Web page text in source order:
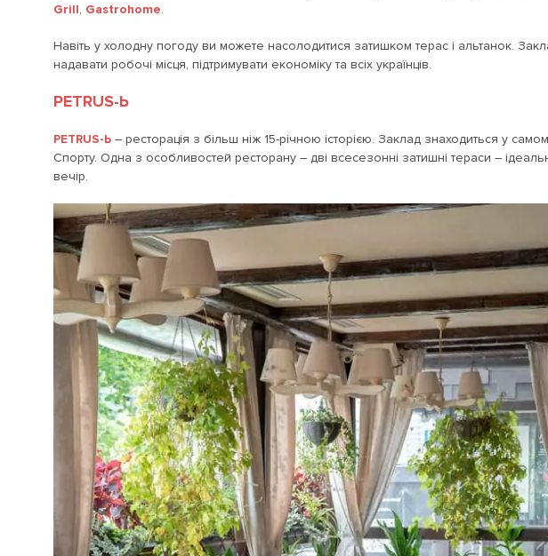
Grill, Gastrohome.
Навіть у холодну погоду ви можете насолодитися затишком терас і альтанок.
надавати робочі місця, підтримувати економіку та всіх українців.
PETRUS-Ь
PETRUS-Ь – ресторація з більш ніж 15-річною історією. Заклад знаходиться у
Спорту. Одна з особливостей ресторану – дві всесезонні затишні тераси –
вечір.